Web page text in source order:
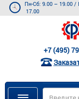
Пн-Сб: 9.00 – 19.00 /
17.00
+7 (495)